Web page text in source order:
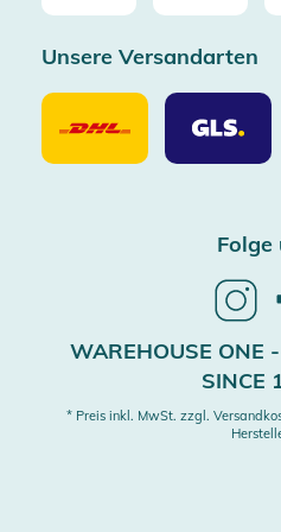
Unsere Versandarten
Unsere
Versandarten
DHL
Unsere
Versandarten
GLS
Folge
WAREHOUSE ONE
SINCE
* Preis inkl. MwSt. zzgl.